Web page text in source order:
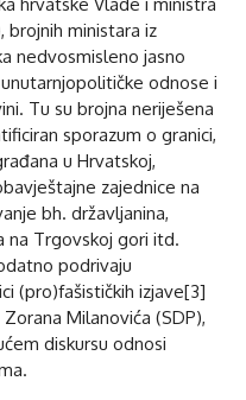
ministara iz
nedvosmisleno jasno
odnose i
Tu su brojna neriješena
sporazum o granici,
u Hrvatskoj,
zajednice na
bh. državljanina,
Trgovskoj gori itd.
podrivaju
(pro)fašističkih izjave[3]
Milanovića (SDP),
diskursu odnosi